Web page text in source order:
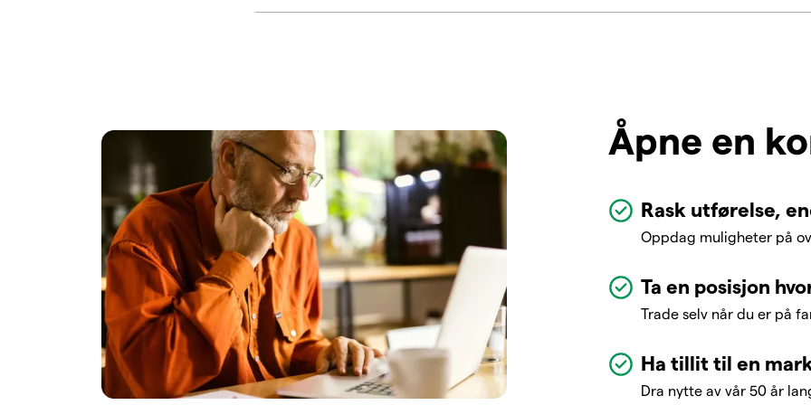
Åpne en
Rask utførelse,
Oppdag muligheter på
Ta en posisjon
Trade selv når du er på
Ha tillit til en
Dra nytte av vår 50 år